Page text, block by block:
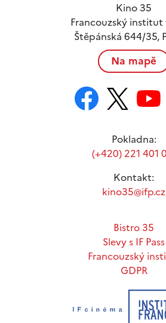
Kino 35
Francouzský institut
Štěpánská 644/35,
Na mapě
Pokladna:
(+420) 221 401
Kontakt:
kino35@ifp.cz
Bistro 35
Slevy s IF Pass
Francouzský
GDPR